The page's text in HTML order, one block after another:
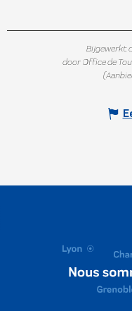
Bijgewerkt
door Office de